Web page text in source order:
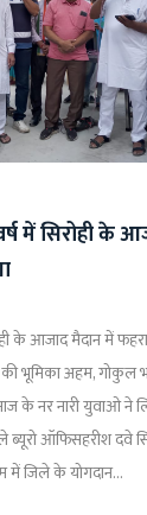
में सिरोही के
के आजाद मैदान में
भूमिका अहम, गोकुल
के नर नारी युवाओ ने
ब्यूरो ऑफिसहरीश दवे
में जिले के योगदान...